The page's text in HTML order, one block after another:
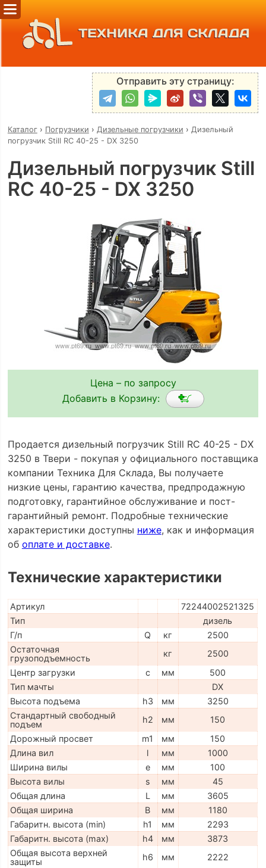
ТЕХНИКА ДЛЯ СКЛАДА
Отправить эту страницу:
Каталог› Погрузчики › Дизельные погрузчики › Дизельный
погрузчик Still RC 40-25 - DX 3250
Дизельный погрузчик Still
RC 40-25 - DX 3250
Цена – по запросу
Добавить в Корзину:
Продается дизельный погрузчик Still RC 40-25 - DX
3250 в Твери - покупая у официального поставщика
компании Техника Для Склада, Вы получаете
низкие цены, гарантию качества, предпродажную
подготовку, гарантийное обслуживание и пост-
гарантийный ремонт. Подробные технические
характеристики доступны ниже, как и информация
об оплате и доставке.
Технические характеристики
Артикул
72244002521325
Тип
дизель
Г/п
Q кг
2500
Остаточная
грузоподъемность
кг
2500
Центр загрузки
c мм
500
Тип мачты
DX
Высота подъема
h3 мм
3250
Стандартный свободный
подъем
h2 мм
150
Дорожный просвет
m1 мм
150
Длина вил
l мм
1000
Ширина вилы
e мм
100
Высота вилы
s мм
45
Общая длина
L мм
3605
Общая ширина
B мм
1180
Габаритн. высота (min)
h1 мм
2293
Габаритн. высота (max)
h4 мм
3873
Общая высота верхней
защиты
h6 мм
2222